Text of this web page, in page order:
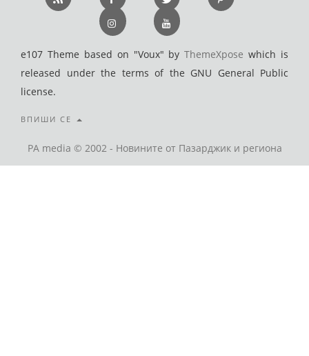
e107 Theme based on "Voux" byThemeXpose which is
released under the terms of the GNU General Public
license.
ВПИШИ СЕ
PA media © 2002 - Новините от Пазарджик и региона